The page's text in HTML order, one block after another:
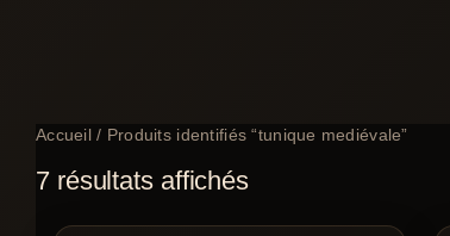
Accueil/ Produits identifiés “tunique mediévale”
7 résultats affichés